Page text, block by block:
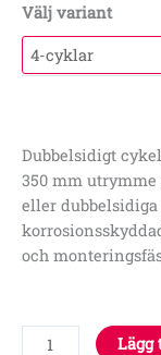
Välj variant
Dubbelsidigt
350 mm
eller
och
Lägg